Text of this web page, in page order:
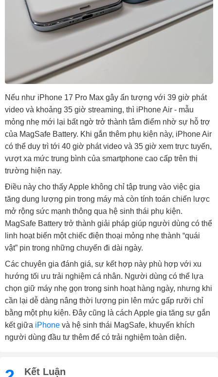
Nếu như iPhone 17 Pro Max gây ấn tượng với 39 giờ phát
video và khoảng 35 giờ streaming, thì iPhone Air - mẫu
mỏng nhẹ mới lại bất ngờ trở thành tâm điểm nhờ sự hỗ trợ
của MagSafe Battery. Khi gắn thêm phụ kiện này, iPhone Air
có thể duy trì tới 40 giờ phát video và 35 giờ xem trực tuyến,
vượt xa mức trung bình của smartphone cao cấp trên thị
trường hiện nay.
Điều này cho thấy Apple không chỉ tập trung vào việc gia
tăng dung lượng pin trong máy mà còn tính toán chiến lược
mở rộng sức mạnh thông qua hệ sinh thái phụ kiện.
MagSafe Battery trở thành giải pháp giúp người dùng có thể
linh hoạt biến một chiếc điện thoại mỏng nhẹ thành “quái
vật” pin trong những chuyến đi dài ngày.
Các chuyên gia đánh giá, sự kết hợp này phù hợp với xu
hướng tối ưu trải nghiệm cá nhân. Người dùng có thể lựa
chọn giữ máy nhẹ gọn trong sinh hoạt hàng ngày, nhưng khi
cần lại dễ dàng nâng thời lượng pin lên mức gấp rưỡi chỉ
bằng một phụ kiện. Đây cũng là cách Apple gia tăng sự gắn
kết giữa iPhone và hệ sinh thái MagSafe, khuyến khích
người dùng đầu tư thêm để có trải nghiệm toàn diện.
Kết Luận